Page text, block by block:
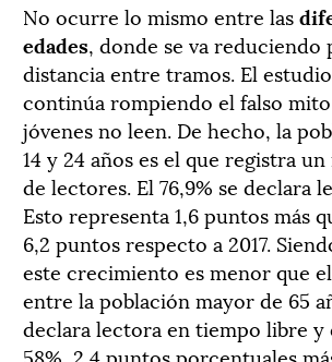
No ocurre lo mismo entre las
edades, donde se va reduciendo
distancia entre tramos. El
continúa rompiendo el falso
jóvenes no leen. De hecho, la
14 y 24 años es el que registra
de lectores. El 76,9% se declara
Esto representa 1,6 puntos más
6,2 puntos respecto a 2017.
este crecimiento es menor que
entre la población mayor de 65
declara lectora en tiempo libre y